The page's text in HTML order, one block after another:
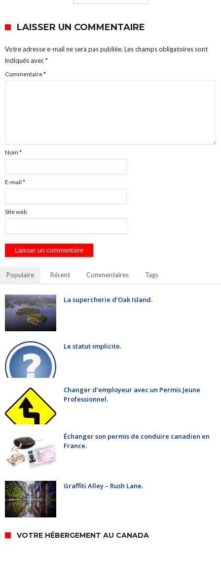
LAISSER UN COMMENTAIRE
Votre adresse e-mail ne sera pas publiée. Les champs obligatoires sont
indiqués avec*
Commentaire*
Nom *
E-mail *
Site web
Populaire Récent Commentaires Tags
La supercherie d’Oak Island.
Le statut implicite.
Changer d’employeur avec un Permis Jeune
Professionnel.
Échanger son permis de conduire canadien en
France.
Graffiti Alley – Rush Lane.
VOTRE HÉBERGEMENT AU CANADA